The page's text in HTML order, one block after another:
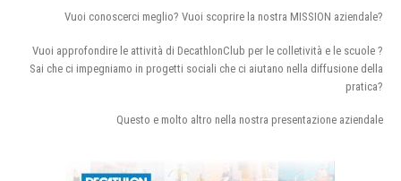
Vuoi conoscerci meglio? Vuoi scoprire la nostra MISSION aziendale?
Vuoi approfondire le attività di DecathlonClub per le colletività e le scuole ?
Sai che ci impegniamo in progetti sociali che ci aiutano nella diffusione della
pratica?
Questo e molto altro nella nostra presentazione aziendale